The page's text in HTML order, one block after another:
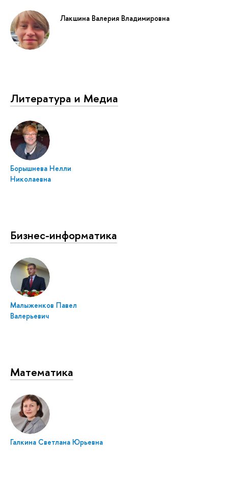
Лакшина Валерия Владимировна
Литература и Медиа
Борышнева Нелли
Николаевна
Бизнес-информатика
Малыженков Павел
Валерьевич
Математика
Галкина Светлана Юрьевна